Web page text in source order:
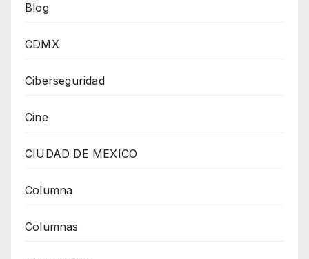
Blog
CDMX
Ciberseguridad
Cine
CIUDAD DE MEXICO
Columna
Columnas